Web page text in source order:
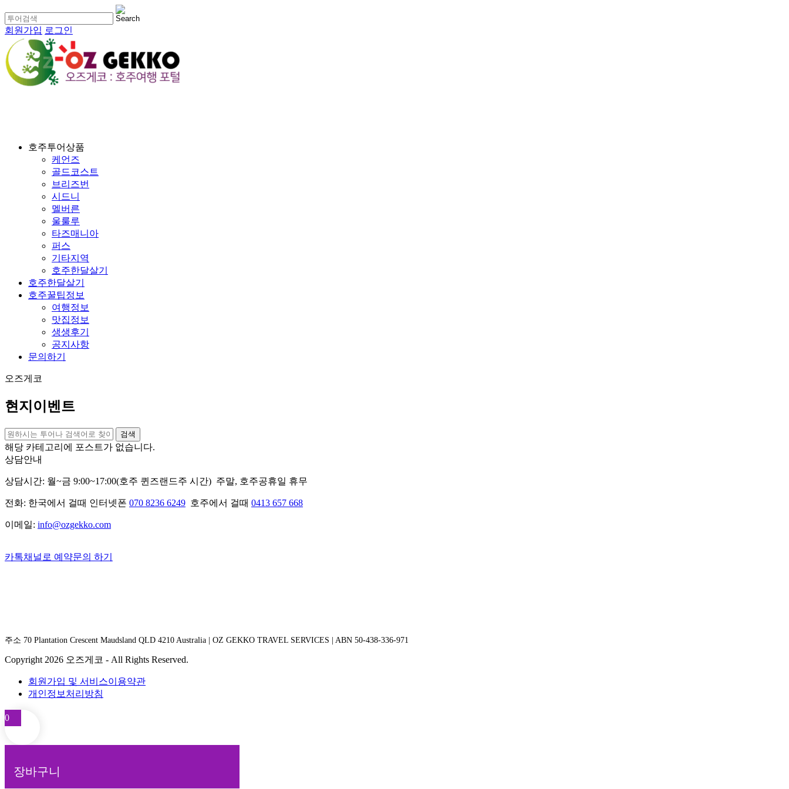
회원가입 로그인
호주투어상품
케언즈
골드코스트
브리즈번
시드니
멜버른
울룰루
타즈매니아
퍼스
기타지역
호주한달살기
호주한달살기
호주꿀팁정보
여행정보
맛집정보
생생후기
공지사항
문의하기
오즈게코
현지이벤트
해당 카테고리에 포스트가 없습니다.
상담안내
상담시간: 월~금 9:00~17:00(호주 퀸즈랜드주 시간) 주말, 호주공휴일 휴무
전화: 한국에서 걸때 인터넷폰 070 8236 6249 호주에서 걸때 0413 657 668
이메일: info@ozgekko.com
카톡채널로 예약문의 하기
주소 70 Plantation Crescent Maudsland QLD 4210 Australia | OZ GEKKO TRAVEL SERVICES | ABN 50-438-336-971
Copyright 2026 오즈게코 - All Rights Reserved.
회원가입 및 서비스이용약관
개인정보처리방침
0
장바구니